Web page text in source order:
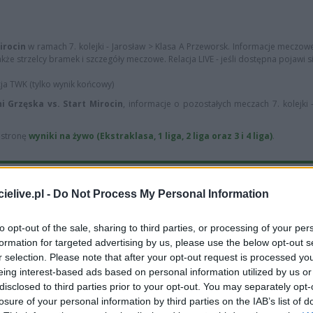
- Do Not Process My Personal Information
opt-out of the sale, sharing to third parties, or processing of your
for targeted advertising by us, please use the below opt-out
selection. Please note that after your opt-out request is processed
interest-based ads based on personal information utilized by us
to third parties prior to your opt-out. You may separately
of your personal information by third parties on the IAB’s list of
w ramach 7. kolejki - Jarosław > Klasa A Przeworsk. Informacje
strzelcy bramek i szczegóły meczowe. Relacja LIVE - jeśli dostępna pojawi
TWK (tylko wynik końcowy)
Grzęska vs. Start Mirocin, informacje o pozostałych meczach 7. kolejki
wyniki na żywo (Ekstraklasa, 1 liga, 2 liga oraz 3 i 4 liga).
2wygrane
2remisy (20%)